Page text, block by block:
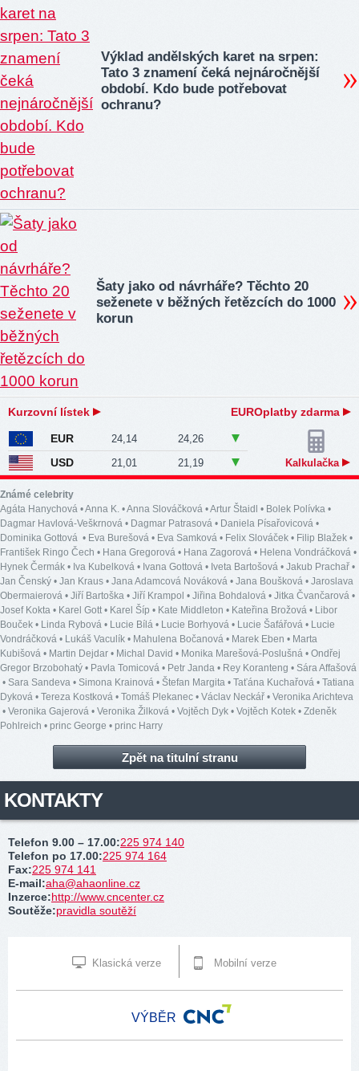
Výklad andělských karet na srpen:
Tato 3 znamení čeká nejnáročnější
období. Kdo bude potřebovat
ochranu?
Šaty jako od návrháře? Těchto 20
seženete v běžných řetězcích do 1000
korun
Kurzovní lístek EUROplatby zdarma
EUR 24,14 24,26
USD 21,01 21,19 Kalkulačka
Známé celebrity
Agáta Hanychová •Anna K. •Anna Slováčková •Artur Štaidl • Bolek Polívka •
Dagmar Havlová-Veškrnová • Dagmar Patrasová • Daniela Písařovicová •
Dominika Gottová • Eva Burešová • Eva Samková • Felix Slováček • Filip Blažek •
František Ringo Čech • Hana Gregorová • Hana Zagorová • Helena Vondráčková •
Hynek Čermák • Iva Kubelková • Ivana Gottová • Iveta Bartošová • Jakub Prachař •
Jan Čenský • Jan Kraus • Jana Adamcová Nováková • Jana Boušková • Jaroslava
Obermaierová • Jiří Bartoška • Jiří Krampol • Jiřina Bohdalová • Jitka Čvančarová •
Josef Kokta • Karel Gott• Karel Šíp • Kate Middleton • Kateřina Brožová • Libor
Bouček • Linda Rybová • Lucie Bílá • Lucie Borhyová • Lucie Šafářová • Lucie
Vondráčková • Lukáš Vaculík • Mahulena Bočanová • Marek Eben • Marta
Kubišová • Martin Dejdar • Michal David • Monika Marešová-Poslušná • Ondřej
Gregor Brzobohatý • Pavla Tomicová • Petr Janda • Rey Koranteng • Sára Affašová
• Sara Sandeva • Simona Krainová • Štefan Margita • Taťána Kuchařová • Tatiana
Dyková • Tereza Kostková • Tomáš Plekanec • Václav Neckář • Veronika Arichteva
• Veronika Gajerová • Veronika Žilková • Vojtěch Dyk • Vojtěch Kotek • Zdeněk
Pohlreich • princ George • princ Harry
Zpět na titulní stranu
KONTAKTY
Telefon 9.00 – 17.00:225 974 140
Telefon po 17.00:225 974 164
Fax:225 974 141
E-mail:aha@ahaonline.cz
Inzerce:http://www.cncenter.cz
Soutěže:pravidla soutěží
Klasická verze Mobilní verze
VÝBĚR